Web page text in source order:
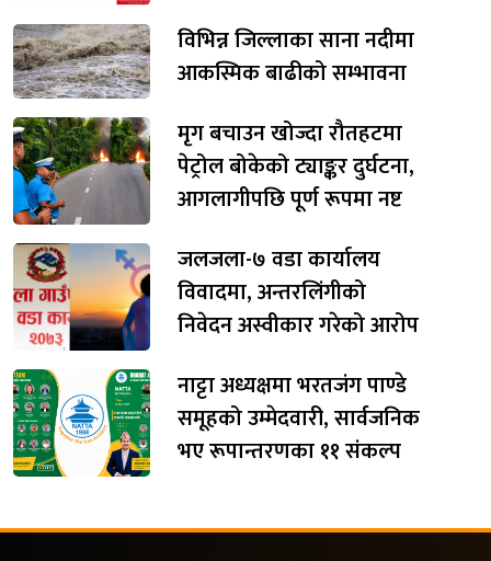
विभिन्न जिल्लाका साना नदीमा
आकस्मिक बाढीको सम्भावना
मृग बचाउन खोज्दा रौतहटमा
पेट्रोल बोकेको ट्याङ्कर दुर्घटना,
आगलागीपछि पूर्ण रूपमा नष्ट
जलजला-७ वडा कार्यालय
विवादमा, अन्तरलिंगीको
निवेदन अस्वीकार गरेको आरोप
नाट्टा अध्यक्षमा भरतजंग पाण्डे
समूहको उम्मेदवारी, सार्वजनिक
भए रूपान्तरणका ११ संकल्प